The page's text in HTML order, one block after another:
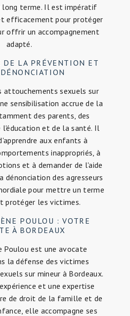
terme. Il est impératif
efficacement pour protéger
offrir un accompagnement
adapté.
DE LA PRÉVENTION ET
attouchements sexuels sur
sensibilisation accrue de la
des parents, des
l'éducation et de la santé. Il
aux enfants à
inappropriés, à
et à demander de l'aide
dénonciation des agresseurs
pour mettre un terme
protéger les victimes.
POULOU : VOTRE
À BORDEAUX
Poulou est une avocate
la défense des victimes
sur mineur à Bordeaux.
et une expertise
de droit de la famille et de
elle accompagne ses